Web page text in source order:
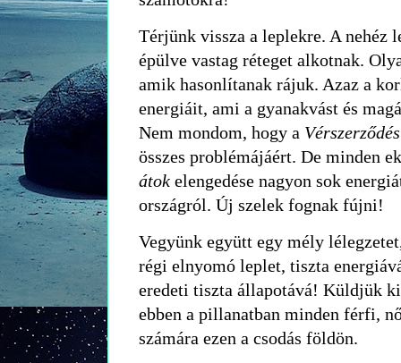
Térjünk vissza a leplekre. A nehéz
épülve vastag réteget alkotnak.
amik hasonlítanak rájuk. Azaz a
energiáit, ami a gyanakvást és
Nem mondom, hogy a
összes problémájáért. De minden
átok elengedése nagyon sok
országról. Új szelek fognak fújni!
Vegyünk együtt egy mély
régi elnyomó leplet, tiszta
eredeti tiszta állapotává! Küldjük
ebben a pillanatban minden férfi,
számára ezen a csodás földön.